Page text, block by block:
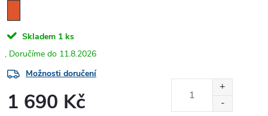
Skladem 1 ks
11.8.2026
Možnosti doručení
1 690 Kč